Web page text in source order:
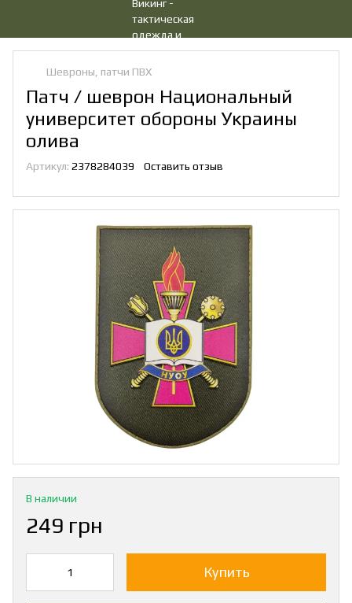
Шевроны, патчи ПВХ
Патч / шеврон Национальный
университет обороны Украины
олива
Артикул: 2378284039 Оставить отзыв
В наличии
249 грн
Купить